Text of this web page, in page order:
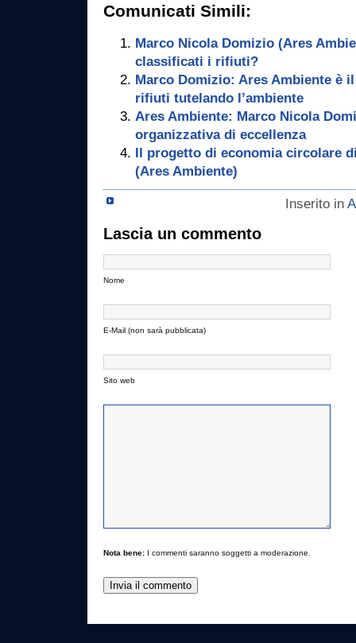
Comunicati Simili:
Marco Nicola Domizio (Ares
classificati i rifiuti?
Marco Domizio: Ares Ambiente è
rifiuti tutelando l’ambiente
Ares Ambiente: Marco Nicola
organizzativa di eccellenza
Il progetto di economia circolare
(Ares Ambiente)
Inserito in
Lascia un commento
Nome
E-Mail (non sarà pubblicata)
Sito web
Nota bene: I commenti saranno soggetti a moderazione.